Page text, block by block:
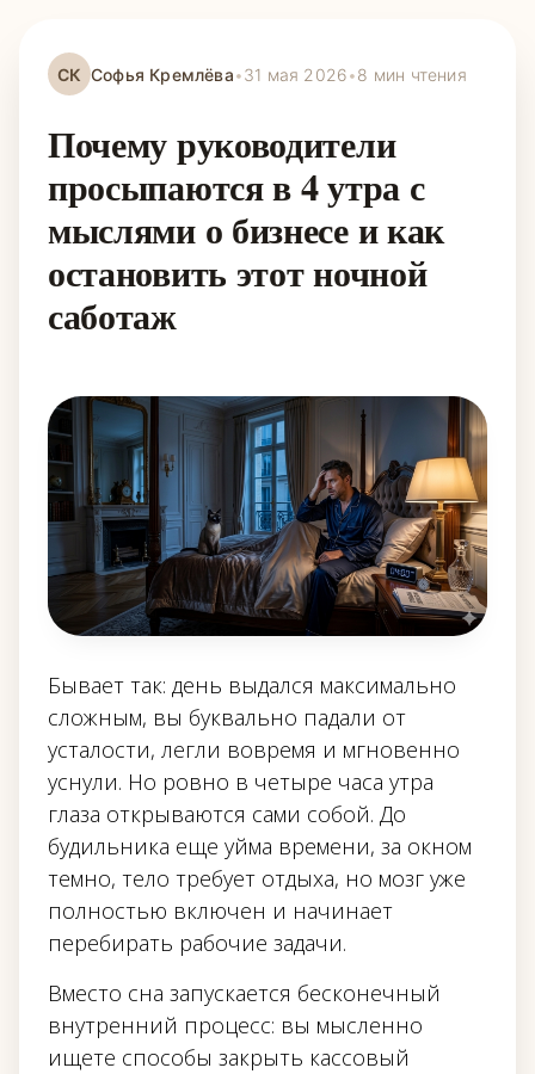
СК Софья Кремлёва•31 мая 2026•8 мин чтения
Почему руководители
просыпаются в 4 утра с
мыслями о бизнесе и как
остановить этот ночной
саботаж
Бывает так: день выдался максимально
сложным, вы буквально падали от
усталости, легли вовремя и мгновенно
уснули. Но ровно в четыре часа утра
глаза открываются сами собой. До
будильника еще уйма времени, за окном
темно, тело требует отдыха, но мозг уже
полностью включен и начинает
перебирать рабочие задачи.
Вместо сна запускается бесконечный
внутренний процесс: вы мысленно
ищете способы закрыть кассовый